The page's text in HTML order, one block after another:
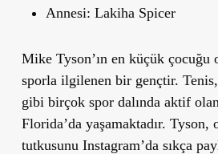
Annesi: Lakiha Spicer
Mike Tyson’ın en küçük çocuğu
sporla ilgilenen bir gençtir.
gibi birçok spor dalında aktif
Florida’da yaşamaktadır. Tyson,
tutkusunu Instagram’da sıkça